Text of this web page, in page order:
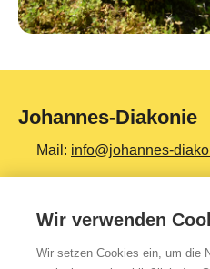
Johannes-Diakonie
Mail: info@johannes-
Tel:06261 - 88-0
Top Themen
Wir verwenden
Wir setzen Cookies ein, um die